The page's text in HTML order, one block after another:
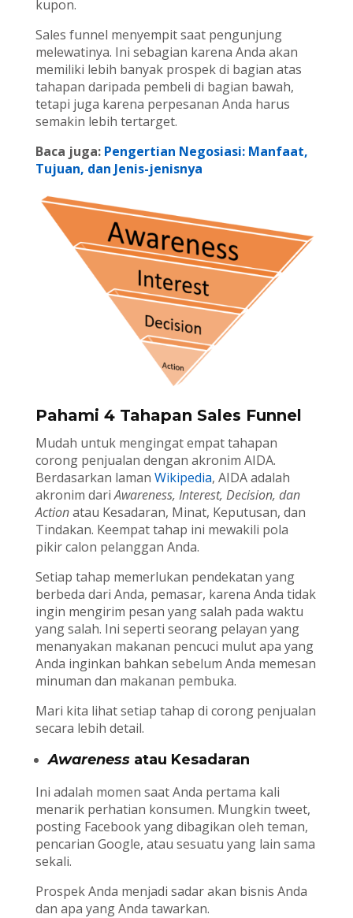
kupon.
Sales funnel menyempit saat pengunjung
melewatinya. Ini sebagian karena Anda akan
memiliki lebih banyak prospek di bagian atas
tahapan daripada pembeli di bagian bawah,
tetapi juga karena perpesanan Anda harus
semakin lebih tertarget.
Baca juga: Pengertian Negosiasi: Manfaat,
Tujuan, dan Jenis-jenisnya
Pahami 4 Tahapan Sales Funnel
Mudah untuk mengingat empat tahapan
corong penjualan dengan akronim AIDA.
Berdasarkan laman Wikipedia, AIDA adalah
akronim dariAwareness, Interest, Decision, dan
Actionatau Kesadaran, Minat, Keputusan, dan
Tindakan. Keempat tahap ini mewakili pola
pikir calon pelanggan Anda.
Setiap tahap memerlukan pendekatan yang
berbeda dari Anda, pemasar, karena Anda tidak
ingin mengirim pesan yang salah pada waktu
yang salah. Ini seperti seorang pelayan yang
menanyakan makanan pencuci mulut apa yang
Anda inginkan bahkan sebelum Anda memesan
minuman dan makanan pembuka.
Mari kita lihat setiap tahap di corong penjualan
secara lebih detail.
Awareness atau Kesadaran
Ini adalah momen saat Anda pertama kali
menarik perhatian konsumen. Mungkin tweet,
posting Facebook yang dibagikan oleh teman,
pencarian Google, atau sesuatu yang lain sama
sekali.
Prospek Anda menjadi sadar akan bisnis Anda
dan apa yang Anda tawarkan.